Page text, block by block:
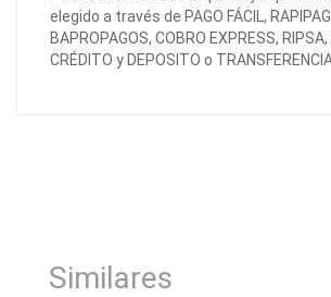
elegido a través de PAGO FÁCIL,
BAPROPAGOS, COBRO EXPRESS,
CRÉDITO y DEPOSITO o
Similares